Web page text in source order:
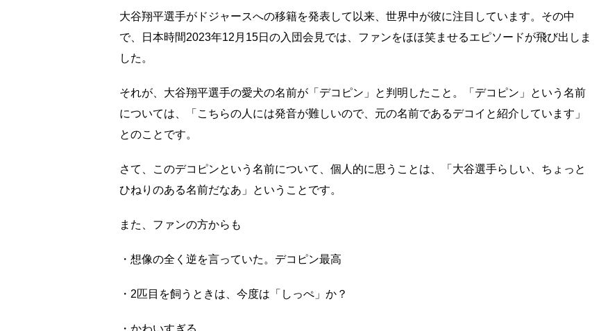
大谷翔平選手がドジャースへの移籍を発表して以来、世界中が彼に注目しています。その中
で、日本時間2023年12月15日の入団会見では、ファンをほほ笑ませるエピソードが飛び出しま
した。
それが、大谷翔平選手の愛犬の名前が「デコピン」と判明したこと。「デコピン」という名前
については、「こちらの人には発音が難しいので、元の名前であるデコイと紹介しています」
とのことです。
さて、このデコピンという名前について、個人的に思うことは、「大谷選手らしい、ちょっと
ひねりのある名前だなあ」ということです。
また、ファンの方からも
・想像の全く逆を言っていた。デコピン最高
・2匹目を飼うときは、今度は「しっぺ」か？
・かわいすぎる